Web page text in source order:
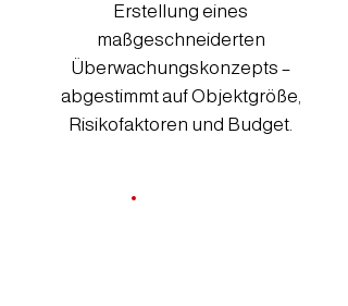
Erstellung eines
maßgeschneiderten
Überwachungskonzepts –
abgestimmt auf Objektgröße,
Risikofaktoren und Budget.